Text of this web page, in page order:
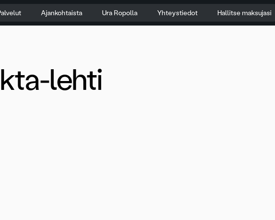
Ajankohtaista Ura Ropolla Yhteystiedot Hallitse maksujasi
lehti